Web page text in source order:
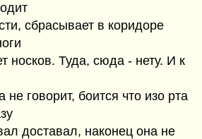
сбрасывает в коридоре
носков. Туда, сюда - нету. И к
говорит, боится что изо рта
доставал, наконец она не